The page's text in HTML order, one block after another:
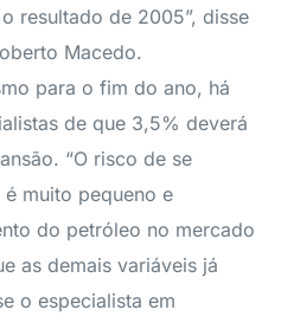
resultado de 2005”, disse
Macedo.
para o fim do ano, há
de que 3,5% deverá
“O risco de se
muito pequeno e
do petróleo no mercado
as demais variáveis já
o especialista em